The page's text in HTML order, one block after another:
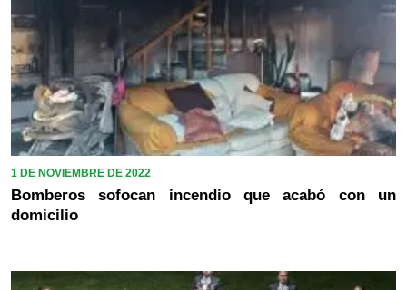
1 DE NOVIEMBRE DE 2022
Bomberos sofocan incendio que acabó con un
domicilio